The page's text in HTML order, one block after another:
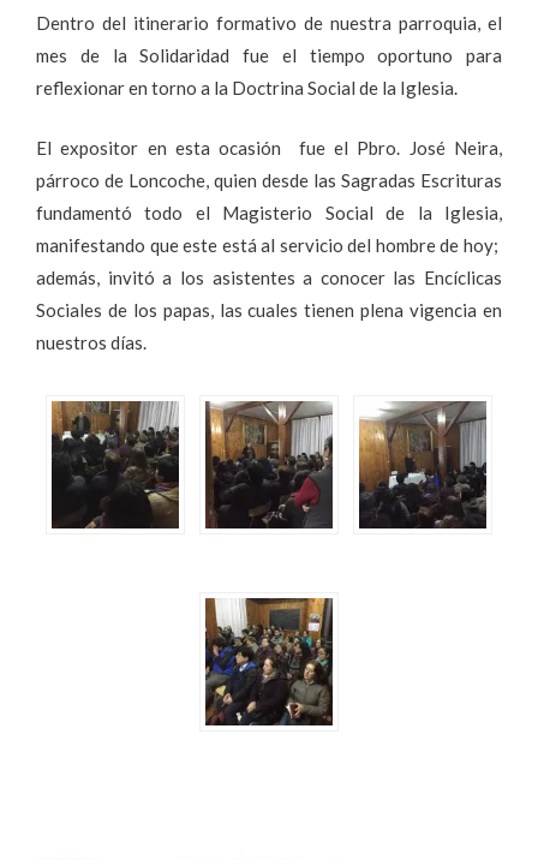
Dentro del itinerario formativo de nuestra parroquia, el
mes de la Solidaridad fue el tiempo oportuno para
reflexionar en torno a la Doctrina Social de la Iglesia.
El expositor en esta ocasión fue el Pbro. José Neira,
párroco de Loncoche, quien desde las Sagradas Escrituras
fundamentó todo el Magisterio Social de la Iglesia,
manifestando que este está al servicio del hombre de hoy;
además, invitó a los asistentes a conocer las Encíclicas
Sociales de los papas, las cuales tienen plena vigencia en
nuestros días.